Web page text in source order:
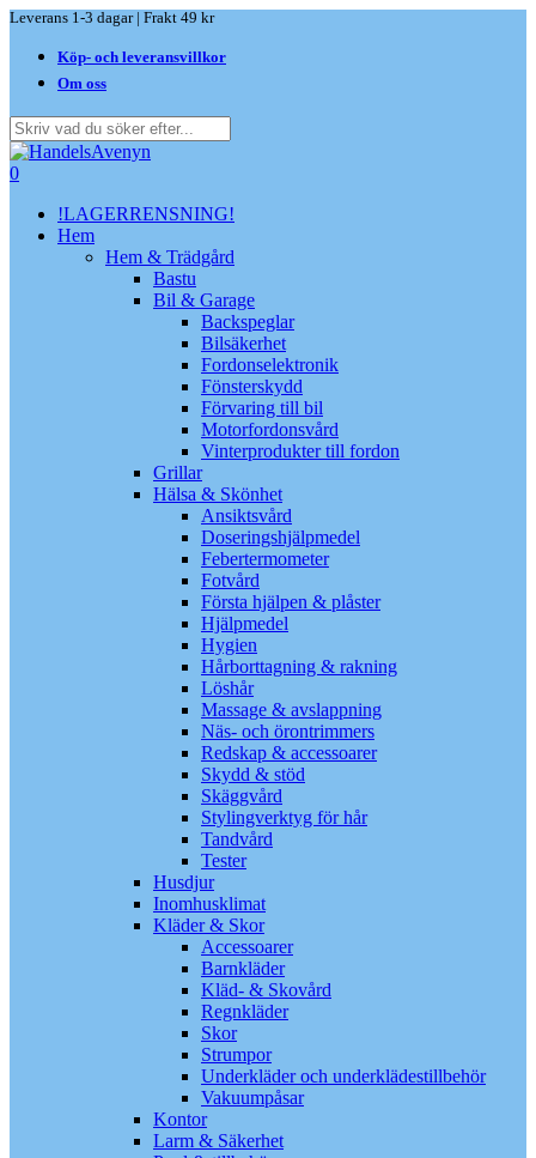
Skip
main
content
Leverans 1-3 dagar | Frakt 49 kr
Köp- och leveransvillkor
Om oss
Close
Search
search
0
!LAGERRENSNING!
Hem
Hem & Trädgård
Bastu
Bil & Garage
Backspeglar
Bilsäkerhet
Fordonselektronik
Fönsterskydd
Förvaring till bil
Motorfordonsvård
Vinterprodukter till fordon
Grillar
Hälsa & Skönhet
Ansiktsvård
Doseringshjälpmedel
Febertermometer
Fotvård
Första hjälpen & plåster
Hjälpmedel
Hygien
Hårborttagning & rakning
Löshår
Massage & avslappning
Näs- och örontrimmers
Redskap & accessoarer
Skydd & stöd
Skäggvård
Stylingverktyg för hår
Tandvård
Tester
Husdjur
Inomhusklimat
Kläder & Skor
Accessoarer
Barnkläder
Kläd- & Skovård
Regnkläder
Skor
Strumpor
Underkläder och underklädestillbehör
Vakuumpåsar
Kontor
Larm & Säkerhet